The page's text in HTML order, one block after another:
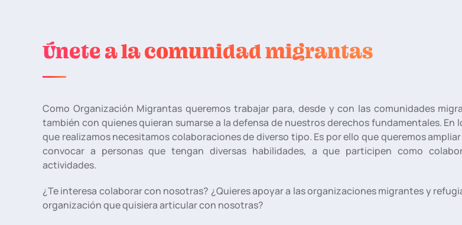
Únete a la comunidad migrantas
Como Organización Migrantas queremos trabajar para, desde y con las comunidades
también con quienes quieran sumarse a la defensa de nuestros derechos fundamentales. En
que realizamos necesitamos colaboraciones de diverso tipo. Es por ello que queremos
convocar a personas que tengan diversas habilidades, a que participen como
actividades.
¿Te interesa colaborar con nosotras? ¿Quieres apoyar a las organizaciones migrantes y
organización que quisiera articular con nosotras?